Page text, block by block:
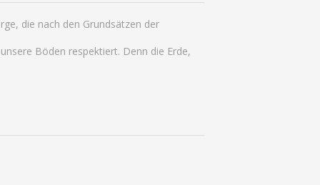
die nach den Grundsätzen der
Böden respektiert. Denn die Erde,